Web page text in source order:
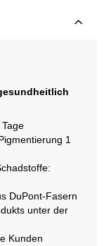
1
DuPont-Fasern
unter der
Kunden